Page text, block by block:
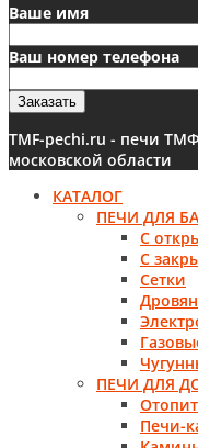
Ваше имя
Ваш номер телефона
Заказать
TMF-pechi.ru - печи
московской области
КАТАЛОГ
ПЕЧИ ДЛЯ
С
С
Сетки
ПЕЧИ ДЛЯ
Печи-